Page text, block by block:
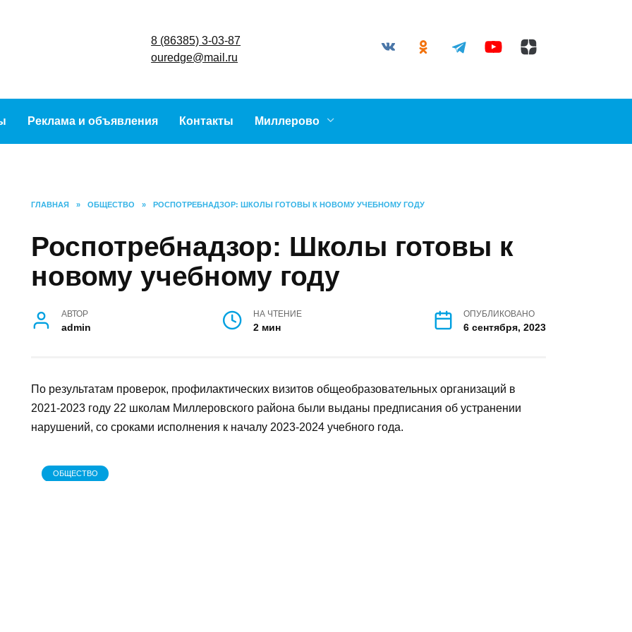
Реклама и объявления Контакты Миллерово
ГЛАВНАЯ ОБЩЕСТВО » РОСПОТРЕБНАДЗОР: ШКОЛЫ ГОТОВЫ К НОВОМУ УЧЕБНОМУ ГОДУ
Роспотребнадзор: Школы готовы
к новому учебному году
АВТОР
admin
НА ЧТЕНИЕ
2 мин
ОПУБЛИКОВАНО
6 сентября, 2023
По результатам проверок, профилактических визитов общеобразовательных
организаций в 2021-2023 году 22 школам Миллеровского района были выданы
предписания об устранении нарушений, со сроками исполнения к началу 2023-